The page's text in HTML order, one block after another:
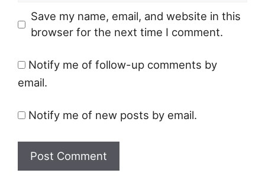
Save my name, email, and website in this
browser for the next time I comment.
Notify me of follow-up comments by
email.
Notify me of new posts by email.